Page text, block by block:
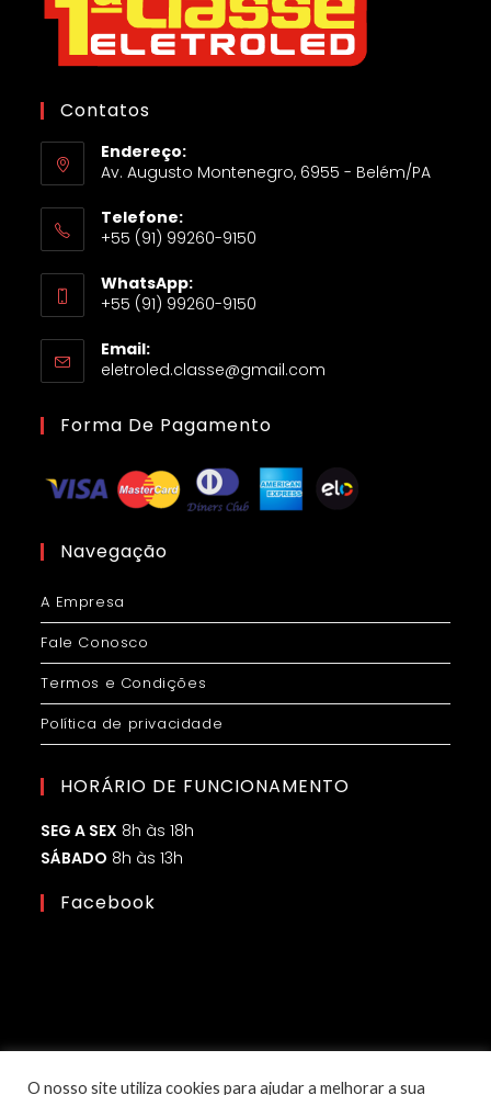
Contatos
Endereço:
Av. Augusto Montenegro, 6955 - Belém/PA
Telefone:
+55 (91) 99260-9150
WhatsApp:
+55 (91) 99260-9150
Email:
eletroled.classe@gmail.com
Forma De Pagamento
Navegação
A Empresa
Fale Conosco
Termos e Condições
Política de privacidade
HORÁRIO DE FUNCIONAMENTO
SEG A SEX 8h às 18h
SÁBADO 8h às 13h
Facebook
O nosso site utiliza cookies para ajudar a melhorar a sua